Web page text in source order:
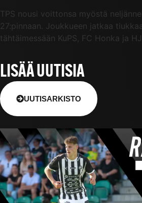
TPS nousi voittonsa myöstä
27:pinnaan. Joukkueen jatkaa
tähtäimessään KuPS, FC Honka ja
LISÄÄ UUTISIA
UUTISARKISTO